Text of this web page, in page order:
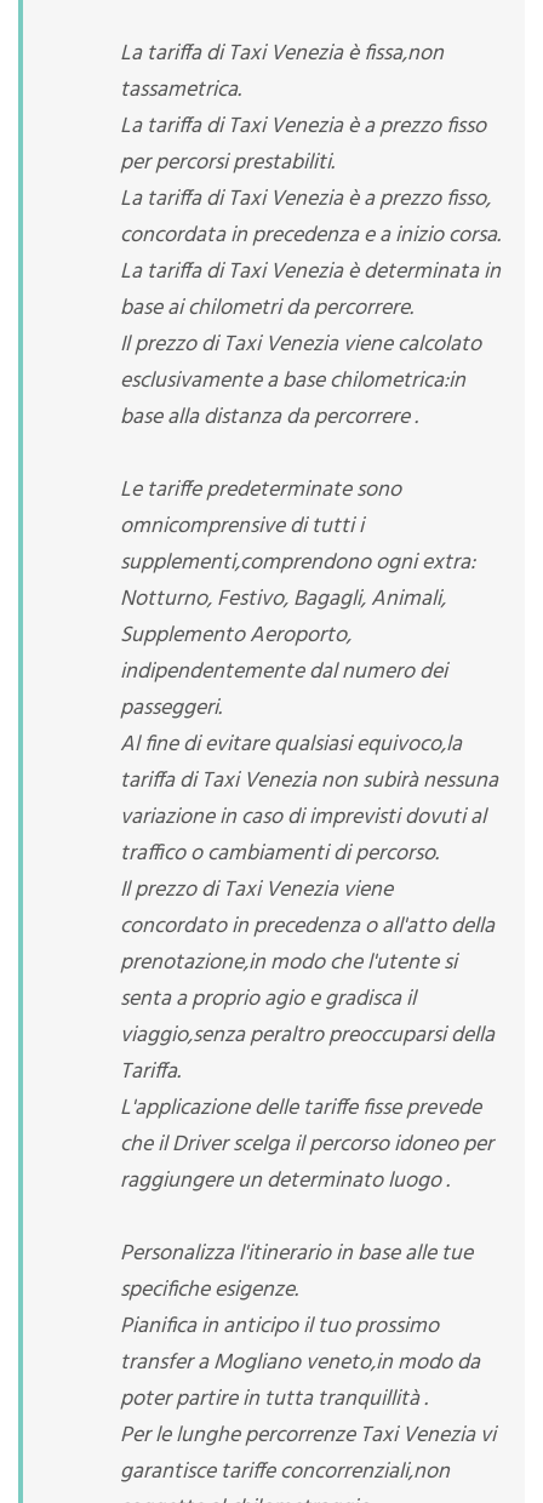
La tariffa di Taxi Venezia è fissa,non
tassametrica.
La tariffa di Taxi Venezia è a prezzo fisso
per percorsi prestabiliti.
La tariffa di Taxi Venezia è a prezzo fisso,
concordata in precedenza e a inizio corsa.
La tariffa di Taxi Venezia è determinata in
base ai chilometri da percorrere.
Il prezzo di Taxi Venezia viene calcolato
esclusivamente a base chilometrica:in
base alla distanza da percorrere .
Le tariffe predeterminate sono
omnicomprensive di tutti i
supplementi,comprendono ogni extra:
Notturno, Festivo, Bagagli, Animali,
Supplemento Aeroporto,
indipendentemente dal numero dei
passeggeri.
Al fine di evitare qualsiasi equivoco,la
tariffa di Taxi Venezia non subirà nessuna
variazione in caso di imprevisti dovuti al
traffico o cambiamenti di percorso.
Il prezzo di Taxi Venezia viene
concordato in precedenza o all'atto della
prenotazione,in modo che l'utente si
senta a proprio agio e gradisca il
viaggio,senza peraltro preoccuparsi della
Tariffa.
L'applicazione delle tariffe fisse prevede
che il Driver scelga il percorso idoneo per
raggiungere un determinato luogo .
Personalizza l'itinerario in base alle tue
specifiche esigenze.
Pianifica in anticipo il tuo prossimo
transfer a Mogliano veneto,in modo da
poter partire in tutta tranquillità .
Per le lunghe percorrenze Taxi Venezia vi
garantisce tariffe concorrenziali,non